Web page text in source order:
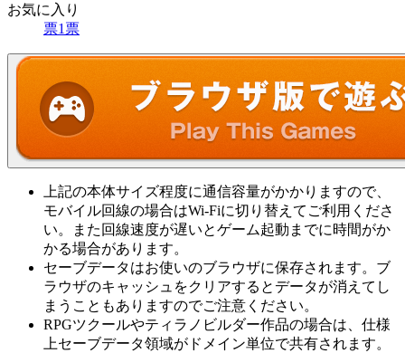
お気に入り
票1 票
上記の本体サイズ程度に通信容量がかかりますので、
モバイル回線の場合はWi-Fiに切り替えてご利用くださ
い。また回線速度が遅いとゲーム起動までに時間がか
かる場合があります。
セーブデータはお使いのブラウザに保存されます。ブ
ラウザのキャッシュをクリアするとデータが消えてし
まうこともありますのでご注意ください。
RPGツクールやティラノビルダー作品の場合は、仕様
上セーブデータ領域がドメイン単位で共有されます。